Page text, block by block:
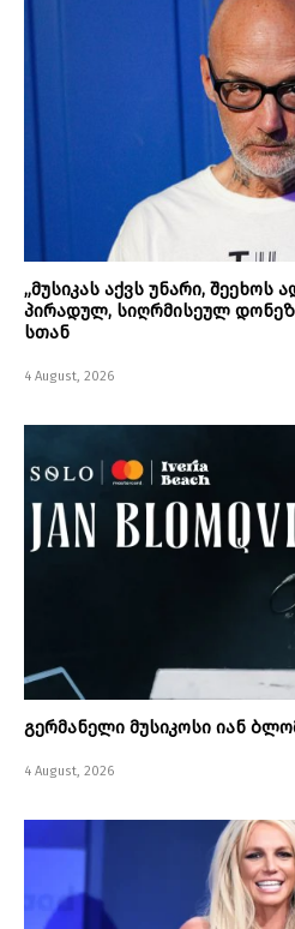
„მუსიკას აქვს უნარი, შეეხოს
პირადულ, სიღრმისეულ
სთან
4 August, 2026
გერმანელი მუსიკოსი იან
4 August, 2026